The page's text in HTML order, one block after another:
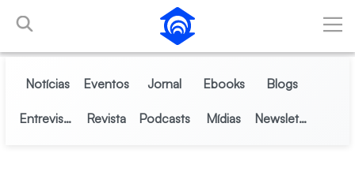
Pular para o Conteúdo principal
Notícias Eventos Jornal Ebooks Blogs
Entrevistas Revista Podcasts Mídias Newsletter